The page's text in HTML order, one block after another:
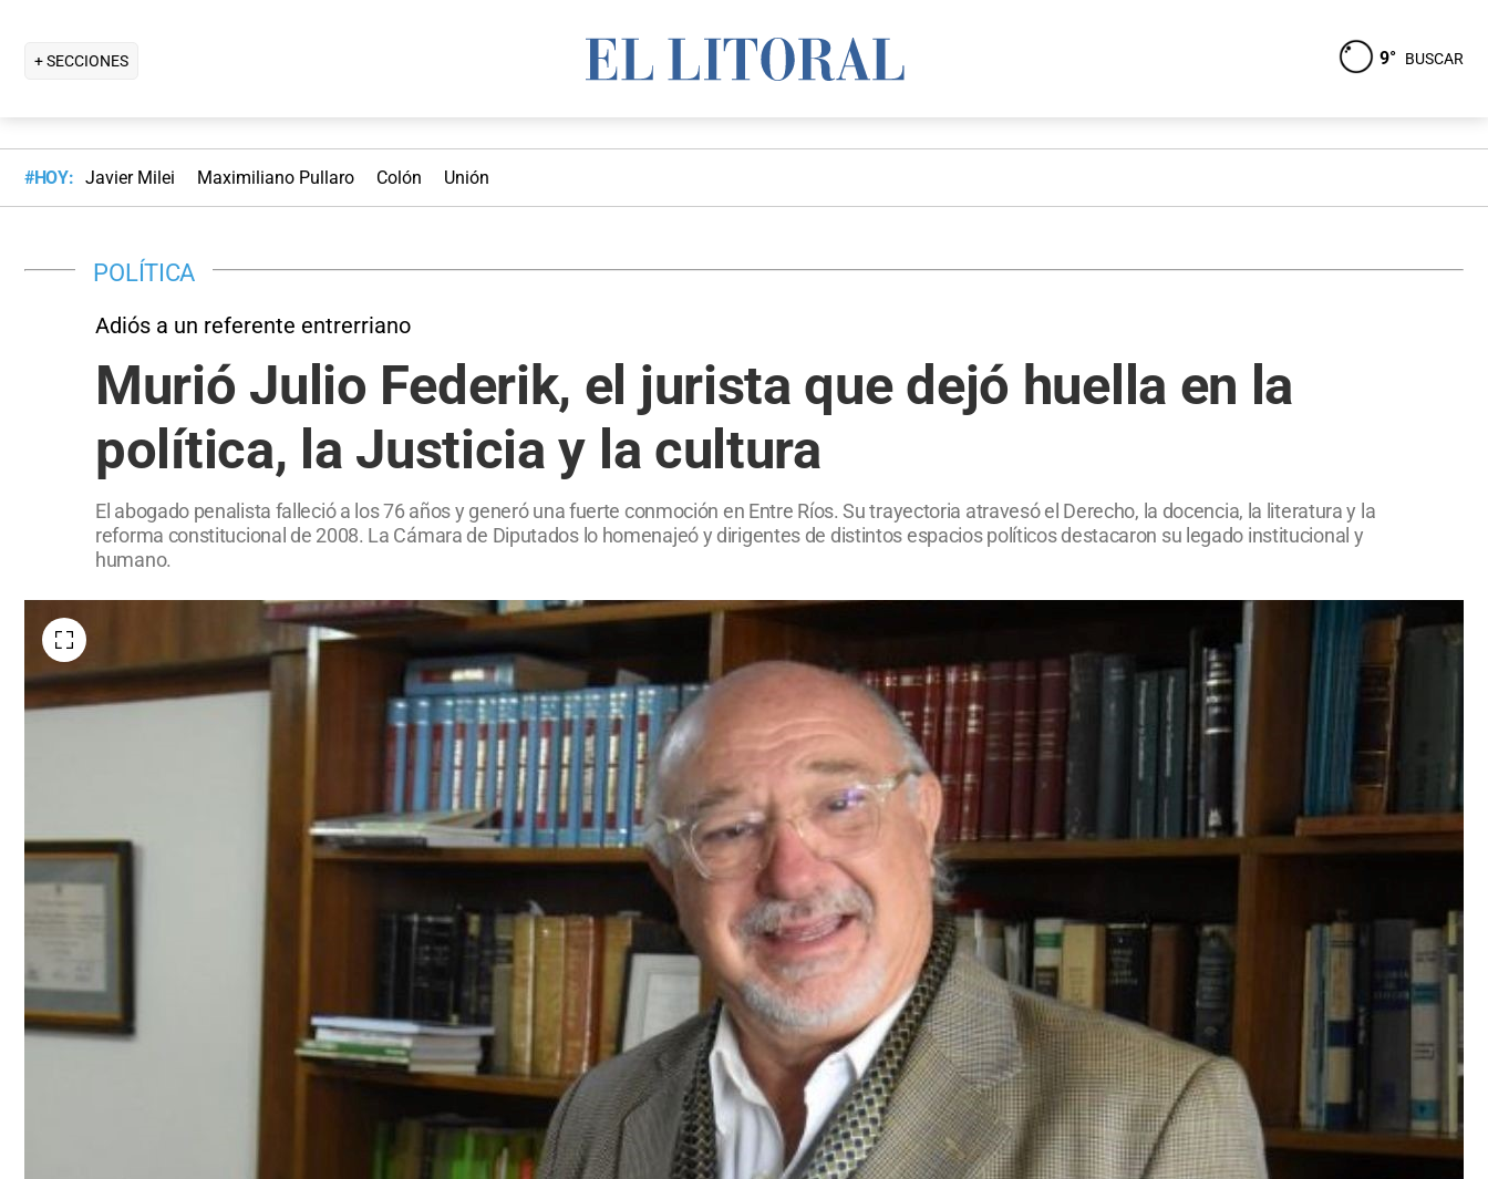
+ SECCIONES 9° BUSCAR
#HOY: Javier Milei Maximiliano Pullaro Colón Unión
POLÍTICA
Adiós a un referente entrerriano
Murió Julio Federik, el jurista que dejó huella en la
política, la Justicia y la cultura
El abogado penalista falleció a los 76 años y generó una fuerte conmoción en Entre Ríos. Su trayectoria atravesó el Derecho, la docencia, la literatura y la
reforma constitucional de 2008. La Cámara de Diputados lo homenajeó y dirigentes de distintos espacios políticos destacaron su legado institucional y
humano.